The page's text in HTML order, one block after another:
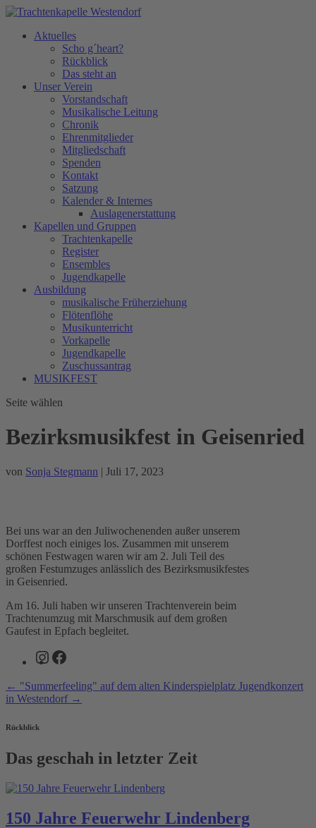
Aktuelles
Scho g´heart?
Rückblick
Das steht an
Unser Verein
Vorstandschaft
Musikalische Leitung
Chronik
Ehrenmitglieder
Mitgliedschaft
Spenden
Kontakt
Satzung
Kalender & Internes
Auslagenerstattung
Kapellen und Gruppen
Trachtenkapelle
Register
Ensembles
Jugendkapelle
Ausbildung
musikalische Früherziehung
Flötenflöhe
Musikunterricht
Vorkapelle
Jugendkapelle
Zuschussantrag
MUSIKFEST
Seite wählen
Bezirksmusikfest in Geisenried
von Sonja Stegmann | Juli 17, 2023
Bei uns war an den Juliwochenenden außer unserem
Dorffest noch einiges los. Zusammen mit unserem
schönen Festwagen waren wir am 2. Juli Teil des
großen Festumzuges anlässlich des Bezirksmusikfestes
in Geisenried.
Am 16. Juli haben wir unseren Trachtenverein beim
Trachtenumzug mit Marschmusik auf dem großen
Gaufest in Epfach begleitet.
Instagram
← "Summerfeeling" auf dem alten Kinderspielplatz Jugendkonzert
in Westendorf →
Rückblick
Das geschah in letzter Zeit
150 Jahre Feuerwehr Lindenberg